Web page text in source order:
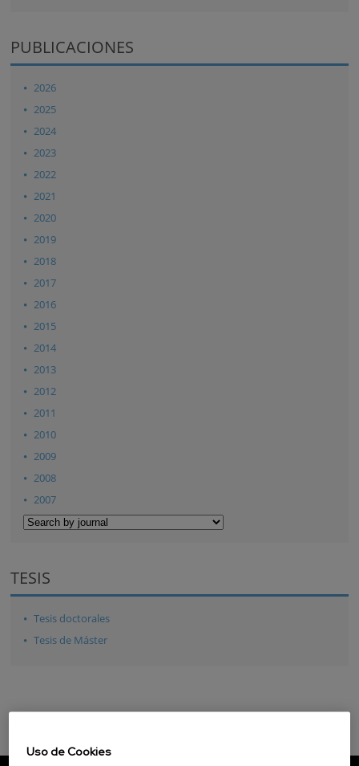
PUBLICACIONES
2026
2025
2024
2023
2022
2021
2020
2019
2018
2017
2016
2015
2014
2013
2012
2011
2010
2009
2008
2007
TESIS
Tesis doctorales
Tesis de Máster
Uso de Cookies